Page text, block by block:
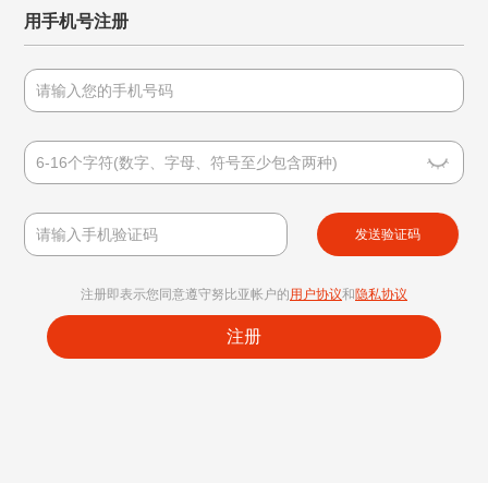
用手机号注册
发送验证码
注册即表示您同意遵守努比亚帐户的用户协议和隐私协议